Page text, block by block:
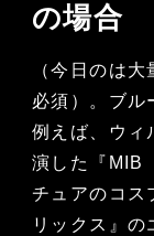
の場合
（今日のは
必須）。ブル
例えば、ウィ
演した『MIB
チュアのコス
リックス』